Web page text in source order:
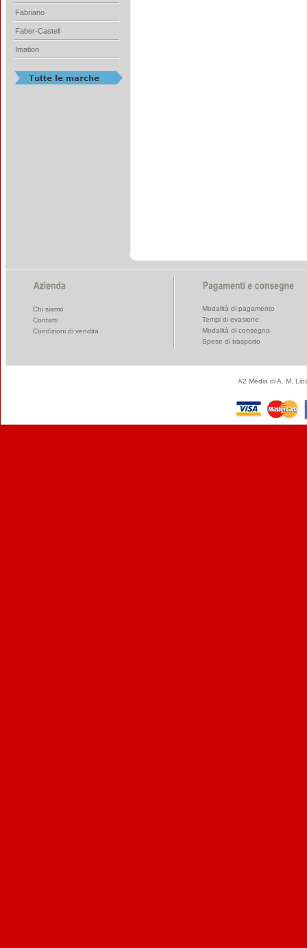
Fabriano
Faber-Castell
Imation
Chi siamo
Contatti
Condizioni di vendita
Modalità di pagamento
Tempi di evasione
Modalità di consegna
Spese di trasporto
A2 Media di A. M.